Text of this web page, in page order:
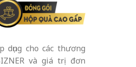
cho các thương
và giá trị đơn